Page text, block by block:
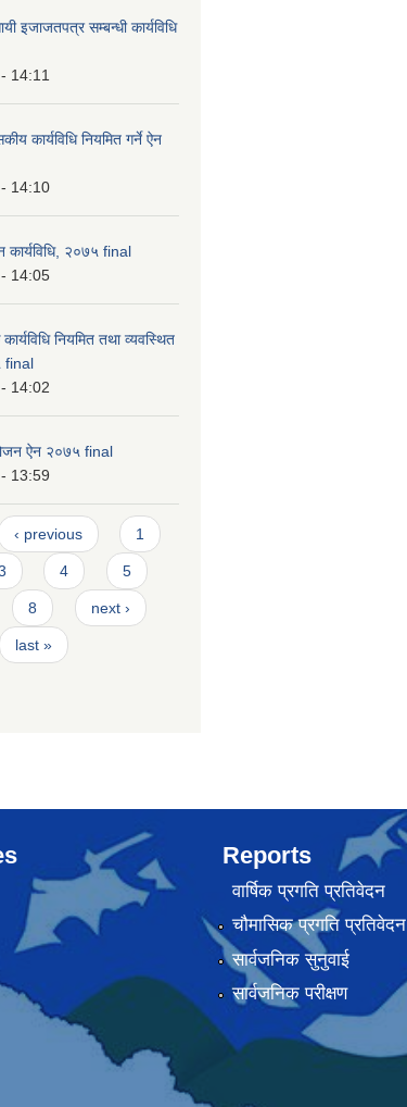
इजाजतपत्र सम्बन्धी कार्यविधि
14:11
कार्यविधि नियमित गर्ने ऐन
14:10
कार्यविधि, २०७५ final
14:05
नियमित तथा व्यवस्थित
final
14:02
ऐन २०७५ final
13:59
‹ previous 1
4 5
8 next ›
last »
Reports
वार्षिक प्रगति प्रतिवेदन
चौमासिक प्रगति प्रतिवेदन
सार्वजनिक सुनुवाई
सार्वजनिक परीक्षण